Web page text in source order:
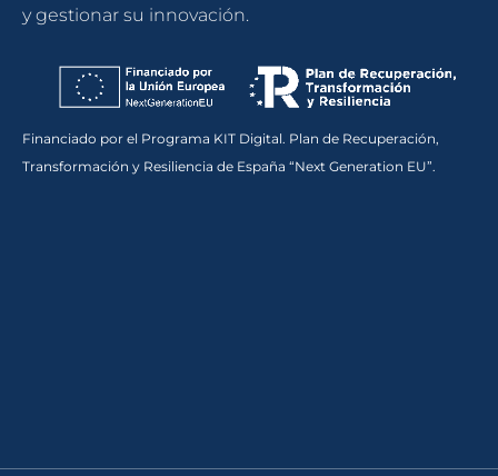
y gestionar su innovación.
Financiado por el Programa KIT Digital. Plan de Recuperación,
Transformación y Resiliencia de España “Next Generation EU”.